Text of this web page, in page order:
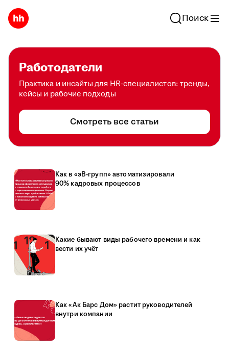
Поиск
Работодатели
Практика и инсайты для HR-специалистов: тренды,
кейсы и рабочие подходы
Смотреть все статьи
Как в «эВ-групп» автоматизировали
90% кадровых процессов
Какие бывают виды рабочего времени и как
вести их учёт
Как «Ак Барс Дом» растит руководителей
внутри компании